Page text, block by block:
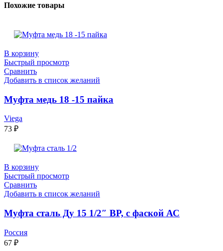
Похожие товары
В корзину
Быстрый просмотр
Сравнить
Добавить в список желаний
Муфта медь 18 -15 пайка
Viega
73 ₽
В корзину
Быстрый просмотр
Сравнить
Добавить в список желаний
Муфта сталь Ду 15 1/2″ ВР, с фаской АС
Россия
67 ₽